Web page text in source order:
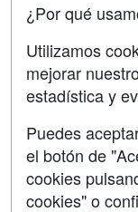
Contactar
Copyleft
¿Por qué
Utilizamos
mejorar
estadística y
Puedes
el botón de
cookies
cookies" o